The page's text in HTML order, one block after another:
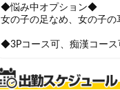
◆悩み中オプション◆
女の子の足なめ、女の子
◆3Pコース可、痴漢コー